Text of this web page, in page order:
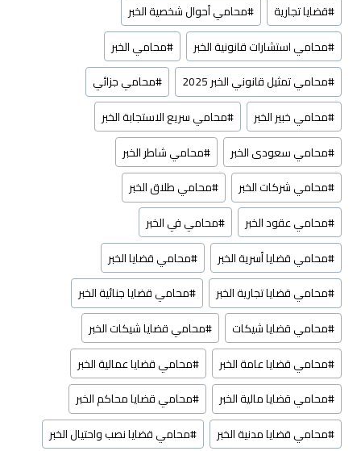
#قضايا تجارية #محامي أحوال شخصية الخبر
#محامي استشارات قانونية الخبر #محامي الخبر
#محامي تمثيل قانوني الخبر 2025 #محامي جزائي
#محامي خبير الخبر #محامي سريع الاستجابة الخبر
#محامي سعودى الخبر #محامي شاطر الخبر
#محامي شركات الخبر #محامي طلاق الخبر
#محامي عقود الخبر #محامي في الخبر
#محامي قضايا أسرية الخبر #محامي قضايا الخبر
#محامي قضايا تجارية الخبر #محامي قضايا جنائية الخبر
#محامي قضايا شيكات #محامي قضايا شيكات الخبر
#محامي قضايا عامة الخبر #محامي قضايا عمالية الخبر
#محامي قضايا مالية الخبر #محامي قضايا محاكم الخبر
#محامي قضايا مدنية الخبر #محامي قضايا نصب واحتيال الخبر